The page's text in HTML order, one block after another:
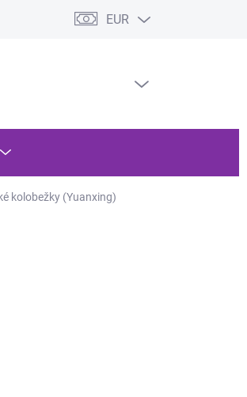
Vrátenie tovaru
EUR
kolobežky (Yuanxing)